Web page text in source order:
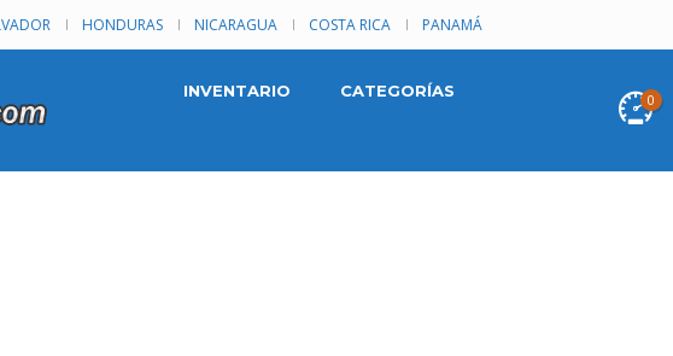
HONDURAS NICARAGUA COSTA RICA PANAMÁ
0
INVENTARIO CATEGORÍAS